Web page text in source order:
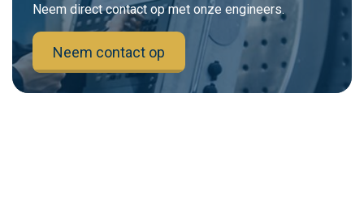
Neem direct contact op met onze engineers.
Neem contact op